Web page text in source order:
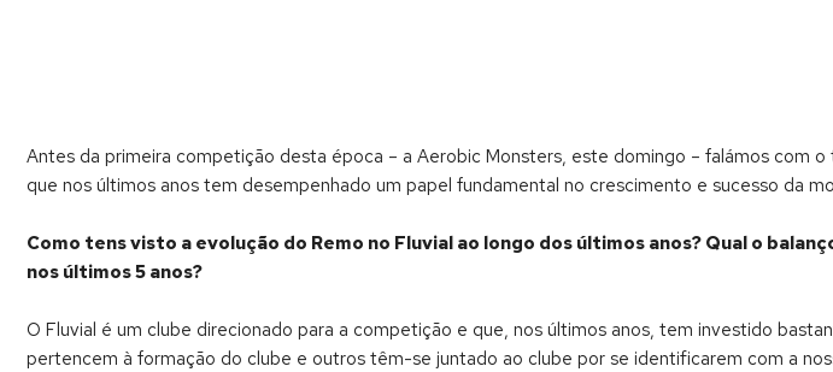
Antes da primeira competição desta época – a Aerobic Monsters, este domingo – falámos com
que nos últimos anos tem desempenhado um papel fundamental no crescimento e sucesso da
Como tens visto a evolução do Remo no Fluvial ao longo dos últimos anos? Qual o
nos últimos 5 anos?
O Fluvial é um clube direcionado para a competição e que, nos últimos anos, tem investido
pertencem à formação do clube e outros têm-se juntado ao clube por se identificarem com a